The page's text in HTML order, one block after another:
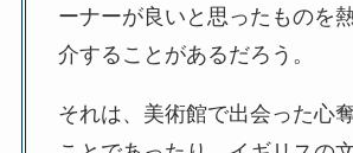
ーナーが良いと思ったものを
介することがあるだろう。
それは、美術館で出会った心